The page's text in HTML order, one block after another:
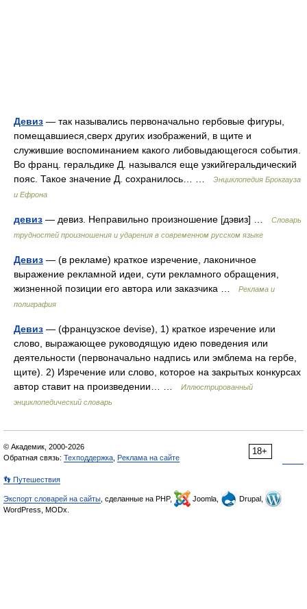
Девиз — так назывались первоначально гербовые фигуры,
помещавшиеся,сверх других изображений, в щите и
служившие воспоминанием какого либовыдающегося события.
Во франц. геральдике Д. назывался еще узкийгеральдический
пояс. Такое значение Д. сохранилось… …
Энциклопедия Брокгауза
и Ефрона
девиз — девиз. Неправильно произношение [дэвиз] …
Словарь
трудностей произношения и ударения в современном русском языке
Девиз — (в рекламе) краткое изречение, лаконичное
выражение рекламной идеи, сути рекламного обращения,
жизненной позиции его автора или заказчика …
Реклама и
полиграфия
Девиз — (французское devise), 1) краткое изречение или
слово, выражающее руководящую идею поведения или
деятельности (первоначально надпись или эмблема на гербе,
щите). 2) Изречение или слово, которое на закрытых конкурсах
автор ставит на произведении… …
Иллюстрированный
энциклопедический словарь
18+
© Академик, 2000-2026
Обратная связь: Техподдержка Реклама на сайте
👣 Путешествия
Экспорт словарей на сайты , сделанные на PHP, Joomla,
Drupal,
WordPress, MODx.